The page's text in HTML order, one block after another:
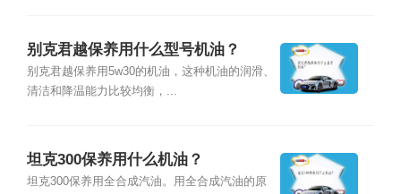
别克君越保养用什么型号机油？
别克君越保养用5w30的机油，这种机油的润滑、
清洁和降温能力比较均衡，...
坦克300保养用什么机油？
坦克300保养用全合成汽油。用全合成汽油的原